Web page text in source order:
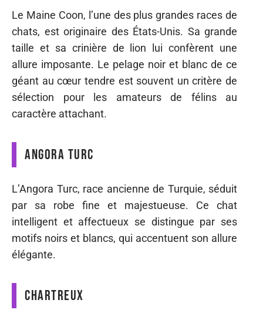
Le Maine Coon, l’une des plus grandes races de
chats, est originaire des États-Unis. Sa grande
taille et sa crinière de lion lui confèrent une
allure imposante. Le pelage noir et blanc de ce
géant au cœur tendre est souvent un critère de
sélection pour les amateurs de félins au
caractère attachant.
Angora Turc
L’Angora Turc, race ancienne de Turquie, séduit
par sa robe fine et majestueuse. Ce chat
intelligent et affectueux se distingue par ses
motifs noirs et blancs, qui accentuent son allure
élégante.
Chartreux